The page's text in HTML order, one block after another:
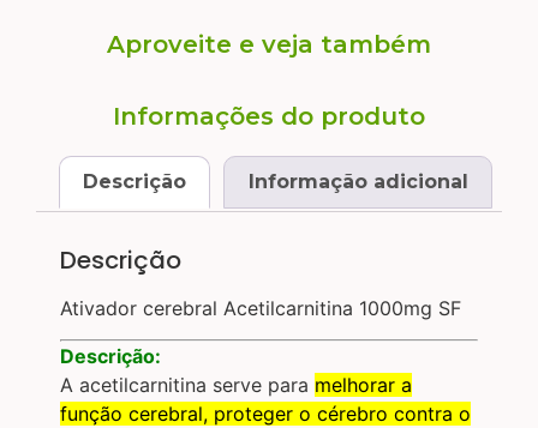
Aproveite e veja também
Informações do produto
Descrição Informação adicional
Descrição
Ativador cerebral Acetilcarnitina 1000mg SF
Descrição:
A acetilcarnitina serve para melhorar a
função cerebral, proteger o cérebro contra o